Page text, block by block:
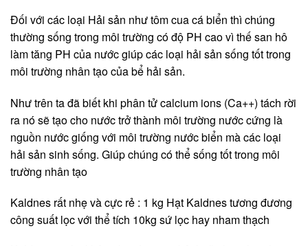
Đối với các loại Hải sản như tôm cua cá biển thì chúng
thường sống trong môi trường có độ PH cao vì thế san hô
làm tăng PH của nước giúp các loại hải sản sống tốt trong
môi trường nhân tạo của bể hải sản.
Như trên ta đã biết khi phân tử calcium ions (Ca++) tách rời
ra nó sẽ tạo cho nước trở thành môi trường nước cứng là
nguồn nước giống với môi trường nước biển mà các loại
hải sản sinh sống. Giúp chúng có thể sống tốt trong môi
trường nhân tạo
Kaldnes rất nhẹ và cực rẻ : 1 kg Hạt Kaldnes tương đương
công suất lọc với thể tích 10kg sứ lọc hay nham thạch